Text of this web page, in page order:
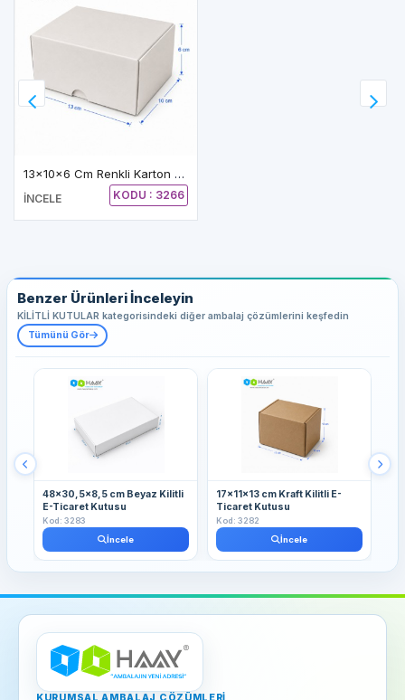
13x10x6 Cm Renkli Karton Kutu (Açık Lila)
İNCELE KODU : 3266
Benzer Ürünleri İnceleyin
KİLİTLİ KUTULAR kategorisindeki diğer ambalaj çözümlerini keşfedin
Tümünü Gör
48x30,5x8,5 cm Beyaz Kilitli
E-Ticaret Kutusu
Kod: 3283
İncele
17x11x13 cm Kraft Kilitli E-
Ticaret Kutusu
Kod: 3282
İncele
KURUMSAL AMBALAJ ÇÖZÜMLERI